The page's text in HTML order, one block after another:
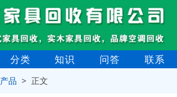
分类 知识 问答 联系
产品 > 正文